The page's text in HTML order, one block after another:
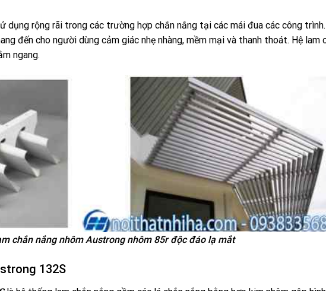
dụng rộng rãi trong các trường hợp chắn nắng tại các mái đua các công
đến cho người dùng cảm giác nhẹ nhàng, mềm mại và thanh thoát. Hệ lam
ngang.
chắn nắng nhôm Austrong nhôm 85r độc đáo lạ mắt
132S